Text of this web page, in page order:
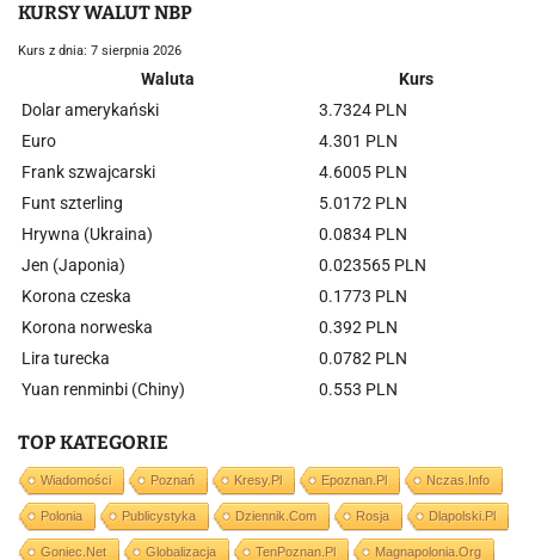
KURSY WALUT NBP
Kurs z dnia: 7 sierpnia 2026
Waluta
Kurs
Dolar amerykański
3.7324 PLN
Euro
4.301 PLN
Frank szwajcarski
4.6005 PLN
Funt szterling
5.0172 PLN
Hrywna (Ukraina)
0.0834 PLN
Jen (Japonia)
0.023565 PLN
Korona czeska
0.1773 PLN
Korona norweska
0.392 PLN
Lira turecka
0.0782 PLN
Yuan renminbi (Chiny)
0.553 PLN
TOP KATEGORIE
Wiadomości Poznań Kresy.pl Epoznan.pl Nczas.info
Polonia Publicystyka Dziennik.com Rosja Dlapolski.pl
Goniec.net Globalizacja TenPoznan.pl Magnapolonia.org